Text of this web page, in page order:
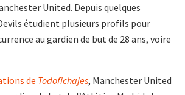
United. Depuis quelques
étudient plusieurs profils pour
au gardien de but de 28 ans, voire
de Todofichajes, Manchester United